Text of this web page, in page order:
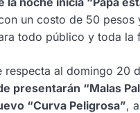
un costo de 50 pesos
todo público y toda la
respecta al domingo 20
presentarán “Malas
“Curva Peligrosa”,